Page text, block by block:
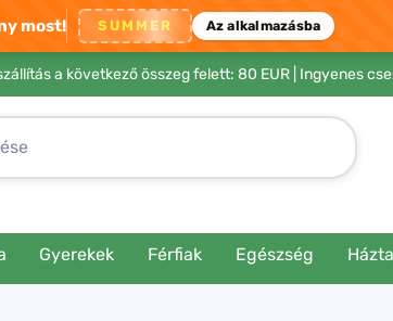
most! SUMMER Az alkalmazásba
a következő összeg felett: 80 EUR | Ingyenes
Gyerekek Férfiak Egészség